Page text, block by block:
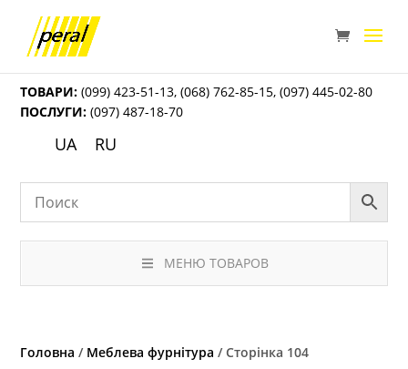
ТОВАРИ: (099) 423-51-13,(068) 762-85-15,(097) 445-02-80
ПОСЛУГИ: (097) 487-18-70
UA RU
МЕНЮ ТОВАРОВ
Головна / Меблева фурнітура / Сторінка 104